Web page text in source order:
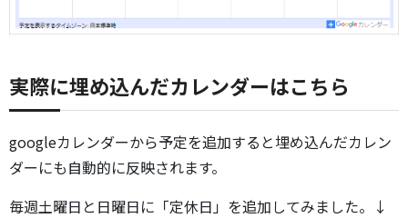
実際に埋め込んだカレンダーはこちら
googleカレンダーから予定を追加すると埋め込んだカレン
ダーにも自動的に反映されます。
毎週土曜日と日曜日に「定休日」を追加してみました。↓